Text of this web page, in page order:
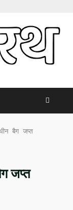
बैग जप्त
जप्त